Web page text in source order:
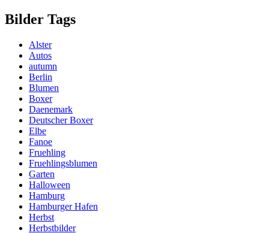
Bilder Tags
Alster
Autos
autumn
Berlin
Blumen
Boxer
Daenemark
Deutscher Boxer
Elbe
Fanoe
Fruehling
Fruehlingsblumen
Garten
Halloween
Hamburg
Hamburger Hafen
Herbst
Herbstbilder